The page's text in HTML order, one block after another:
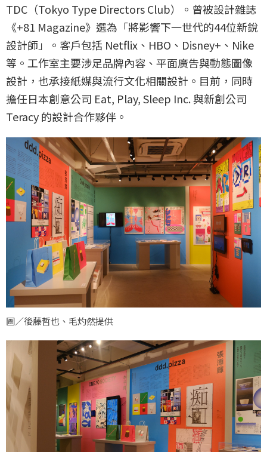
TDC（Tokyo Type Directors Club）。曾被設計雜誌
《+81 Magazine》選為「將影響下一世代的44位新銳
設計師」。客戶包括 Netflix、HBO、Disney+、Nike
等。工作室主要涉足品牌內容、平面廣告與動態圖像
設計，也承接紙媒與流行文化相關設計。目前，同時
擔任日本創意公司 Eat, Play, Sleep Inc. 與新創公司
Teracy 的設計合作夥伴。
圖／後藤哲也、毛灼然提供